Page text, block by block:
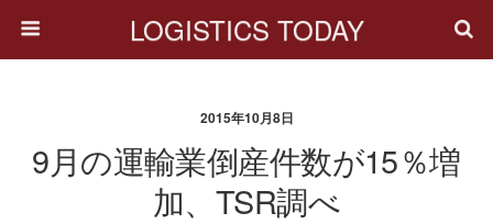
LOGISTICS TODAY
2015年10月8日
9月の運輸業倒産件数が15％増
加、TSR調べ